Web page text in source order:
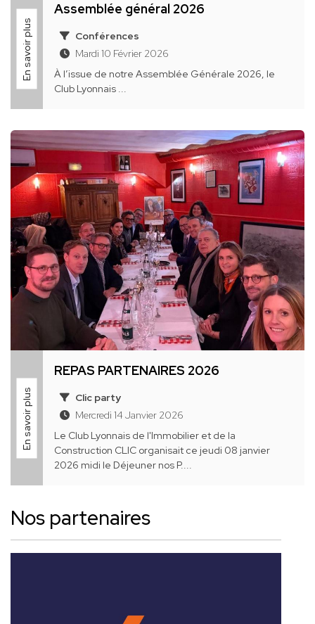
En savoir plus
Assemblée général 2026
Conférences
Mardi 10 Février 2026
À l’issue de notre Assemblée Générale 2026, le
Club Lyonnais ...
En savoir plus
REPAS PARTENAIRES 2026
Clic party
Mercredi 14 Janvier 2026
Le Club Lyonnais de l'Immobilier et de la
Construction CLIC organisait ce jeudi 08 janvier
2026 midi le Déjeuner nos P....
Nos partenaires